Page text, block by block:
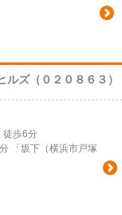
ズ（０２０８６３）
徒歩6分
「坂下（横浜市戸塚